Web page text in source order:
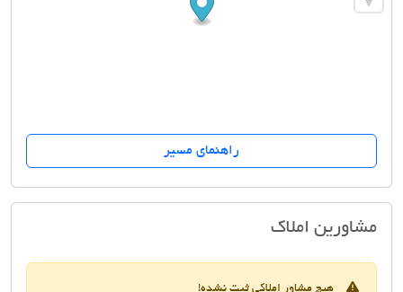
راهنمای مسیر
مشاورین املاکمشاور املاک 121
هیچ مشاور املاکی ثبت نشده!